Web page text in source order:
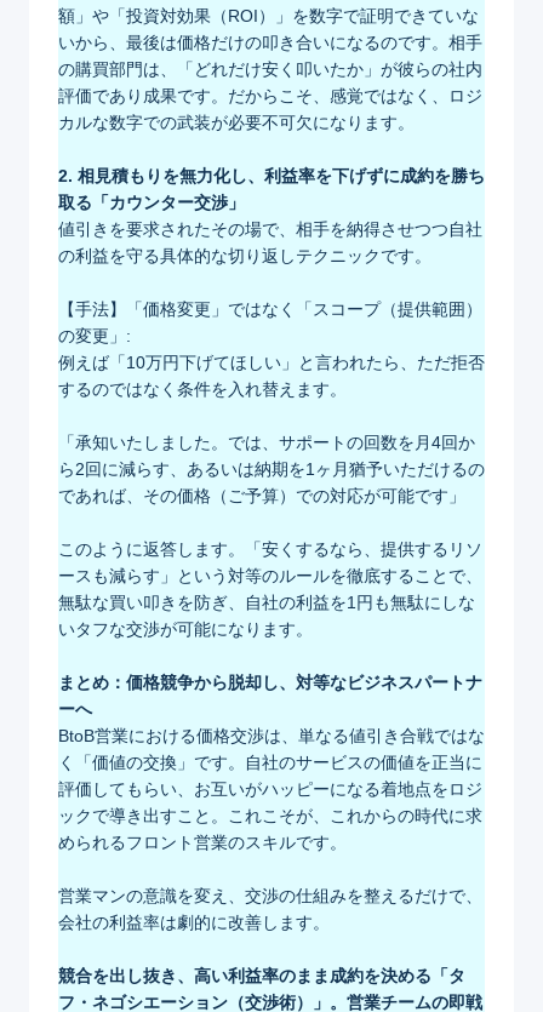
額」や「投資対効果（ROI）」を数字で証明できていな
いから、最後は価格だけの叩き合いになるのです。相手
の購買部門は、「どれだけ安く叩いたか」が彼らの社内
評価であり成果です。だからこそ、感覚ではなく、ロジ
カルな数字での武装が必要不可欠になります。
2. 相見積もりを無力化し、利益率を下げずに成約を勝ち
取る「カウンター交渉」
値引きを要求されたその場で、相手を納得させつつ自社
の利益を守る具体的な切り返しテクニックです。
【手法】「価格変更」ではなく「スコープ（提供範囲）
の変更」:
例えば「10万円下げてほしい」と言われたら、ただ拒否
するのではなく条件を入れ替えます。
「承知いたしました。では、サポートの回数を月4回か
ら2回に減らす、あるいは納期を1ヶ月猶予いただけるの
であれば、その価格（ご予算）での対応が可能です」
このように返答します。「安くするなら、提供するリソ
ースも減らす」という対等のルールを徹底することで、
無駄な買い叩きを防ぎ、自社の利益を1円も無駄にしな
いタフな交渉が可能になります。
まとめ：価格競争から脱却し、対等なビジネスパートナ
ーへ
BtoB営業における価格交渉は、単なる値引き合戦ではな
く「価値の交換」です。自社のサービスの価値を正当に
評価してもらい、お互いがハッピーになる着地点をロジ
ックで導き出すこと。これこそが、これからの時代に求
められるフロント営業のスキルです。
営業マンの意識を変え、交渉の仕組みを整えるだけで、
会社の利益率は劇的に改善します。
競合を出し抜き、高い利益率のまま成約を決める「タ
フ・ネゴシエーション（交渉術）」。営業チームの即戦